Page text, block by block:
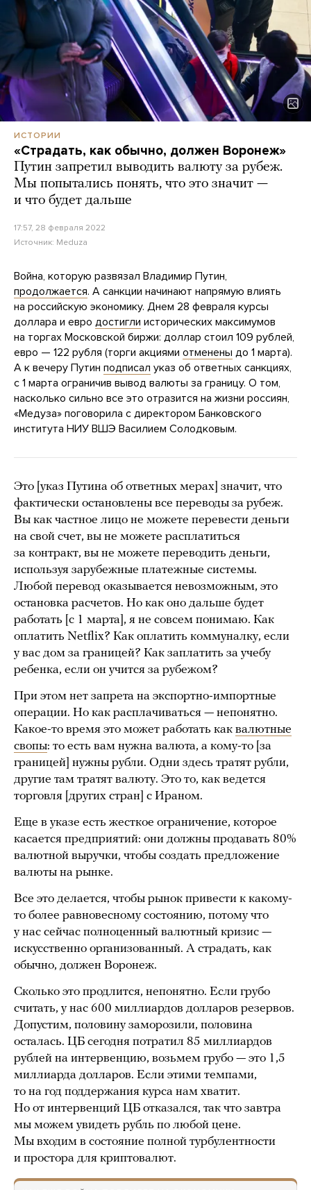
ИСТОРИИ
«Страдать, как обычно, должен Воронеж»
Путин запретил выводить валюту за рубеж.
Мы попытались понять, что это значит —
и что будет дальше
17:57, 28 февраля 2022
Источник: Meduza
Война, которую развязал Владимир Путин,
продолжается. А санкции начинают напрямую влиять
на российскую экономику. Днем 28 февраля курсы
доллара и евро достигли исторических максимумов
на торгах Московской биржи: доллар стоил 109 рублей,
евро — 122 рубля (торги акциями отменены до 1 марта).
А к вечеру Путин подписал указ об ответных санкциях,
с 1 марта ограничив вывод валюты за границу. О том,
насколько сильно все это отразится на жизни россиян,
«Медуза» поговорила с директором Банковского
института НИУ ВШЭ Василием Солодковым.
Это [указ Путина об ответных мерах] значит, что
фактически остановлены все переводы за рубеж.
Вы как частное лицо не можете перевести деньги
на свой счет, вы не можете расплатиться
за контракт, вы не можете переводить деньги,
используя зарубежные платежные системы.
Любой перевод оказывается невозможным, это
остановка расчетов. Но как оно дальше будет
работать [с 1 марта], я не совсем понимаю. Как
оплатить Netflix? Как оплатить коммуналку, если
у вас дом за границей? Как заплатить за учебу
ребенка, если он учится за рубежом?
При этом нет запрета на экспортно-импортные
операции. Но как расплачиваться — непонятно.
Какое-то время это может работать как валютные
свопы: то есть вам нужна валюта, а кому-то [за
границей] нужны рубли. Одни здесь тратят рубли,
другие там тратят валюту. Это то, как ведется
торговля [других стран] с Ираном.
Еще в указе есть жесткое ограничение, которое
касается предприятий: они должны продавать 80%
валютной выручки, чтобы создать предложение
валюты на рынке.
Все это делается, чтобы рынок привести к какому-
то более равновесному состоянию, потому что
у нас сейчас полноценный валютный кризис —
искусственно организованный. А страдать, как
обычно, должен Воронеж.
Сколько это продлится, непонятно. Если грубо
считать, у нас 600 миллиардов долларов резервов.
Допустим, половину заморозили, половина
осталась. ЦБ сегодня потратил 85 миллиардов
рублей на интервенцию, возьмем грубо — это 1,5
миллиарда долларов. Если этими темпами,
то на год поддержания курса нам хватит.
Но от интервенций ЦБ отказался, так что завтра
мы можем увидеть рубль по любой цене.
Мы входим в состояние полной турбулентности
и простора для криптовалют.